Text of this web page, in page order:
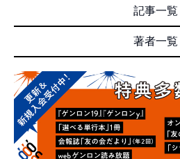
記事一覧
著者一覧